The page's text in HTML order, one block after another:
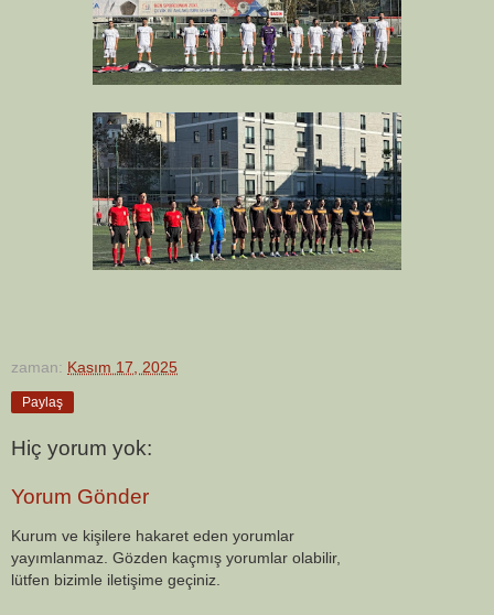
zaman: Kasım 17, 2025
Paylaş
Hiç yorum yok:
Yorum Gönder
Kurum ve kişilere hakaret eden yorumlar
yayımlanmaz. Gözden kaçmış yorumlar olabilir,
lütfen bizimle iletişime geçiniz.